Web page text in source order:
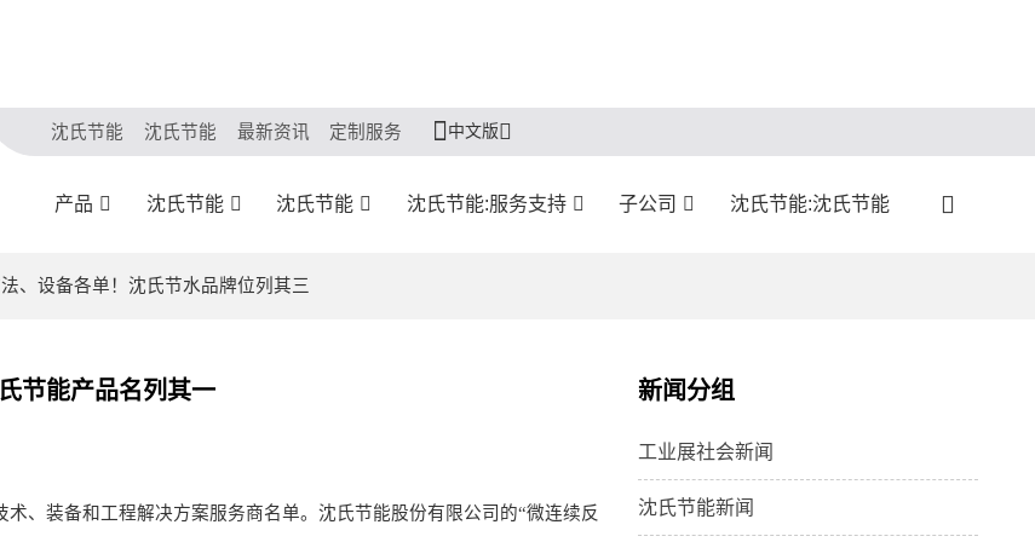
沈氏节能 沈氏节能 最新资讯 定制服务 中文版
产品 沈氏节能 沈氏节能 沈氏节能:服务支持 子公司 沈氏节能:沈氏节能
、设备各单！沈氏节水品牌位列其三
节能产品名列其一
、装备和工程解决方案服务商名单。沈氏节能股份有限公司的“微连续反
新闻分组
工业展社会新闻
沈氏节能新闻